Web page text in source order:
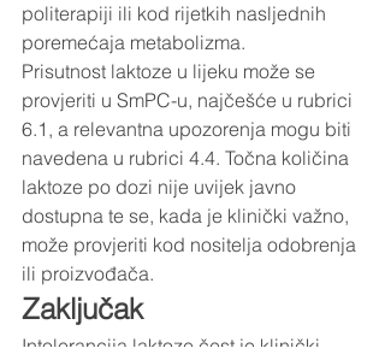
politerapiji ili kod rijetkih nasljednih
poremećaja metabolizma.
Prisutnost laktoze u lijeku može se
provjeriti u SmPC-u, najčešće u rubrici
6.1, a relevantna upozorenja mogu biti
navedena u rubrici 4.4. Točna količina
laktoze po dozi nije uvijek javno
dostupna te se, kada je klinički važno,
može provjeriti kod nositelja odobrenja
ili proizvođača.
Zaključak
Intolerancija laktoze čest je klinički